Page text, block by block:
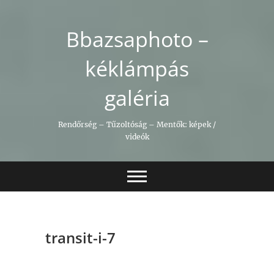
Bbazsaphoto –
kéklámpás
galéria
Rendőrség – Tűzoltóság – Mentők: képek /
videók
transit-i-7